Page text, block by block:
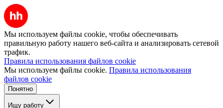
Мы используем файлы cookie, чтобы обеспечивать
правильную работу нашего веб-сайта и анализировать сетевой
трафик.
Правила использования файлов cookie
Мы используем файлы cookie. Правила использования
файлов cookie
Понятно
Ищу работу